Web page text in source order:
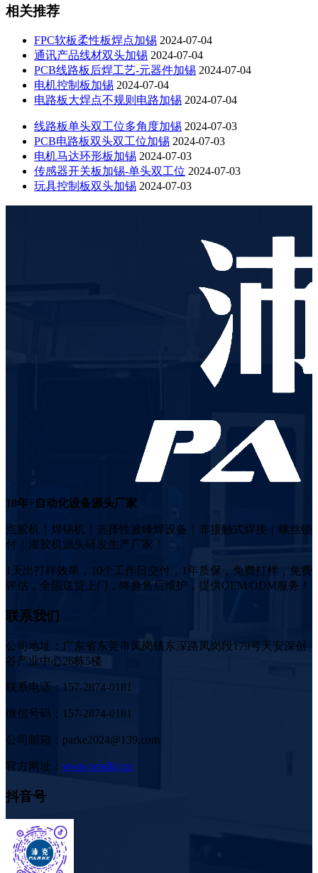
相关推荐
FPC软板柔性板焊点加锡 2024-07-04
通讯产品线材双头加锡 2024-07-04
PCB线路板后焊工艺-元器件加锡 2024-07-04
电机控制板加锡 2024-07-04
电路板大焊点不规则电路加锡 2024-07-04
线路板单头双工位多角度加锡 2024-07-03
PCB电路板双头双工位加锡 2024-07-03
电机马达环形板加锡 2024-07-03
传感器开关板加锡-单头双工位 2024-07-03
玩具控制板双头加锡 2024-07-03
18年+自动化设备源头厂家
点胶机｜焊锡机｜选择性波峰焊设备｜非接触式焊接｜螺丝锁
付｜灌胶机源头研发生产厂家！
1天出打样效果，10个工作日交付，1年质保，免费打样，免费
评估，全国送货上门，终身售后维护，提供OEM/ODM服务！
联系我们
公司地址：广东省东莞市凤岗镇东深路凤岗段179号天安深创
谷产业中心26栋5楼
联系电话：157-2874-0181
微信号码：157-2874-0181
公司邮箱：parke2024@139.com
官方网址： www.wpdkj.cn
抖音号